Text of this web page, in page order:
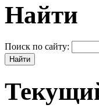
Найти
Поиск по сайту: